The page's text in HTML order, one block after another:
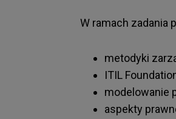
W ramach zadania
metodyki
ITIL
modelowanie
aspekty